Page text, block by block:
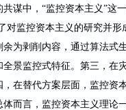
谋中， “监控资本主义”这
对监控资本主义的研究并
为剥削内容，通过算法
景监控式特征。第三，
在替代方案层面，监控资
而言，监控资本主义理